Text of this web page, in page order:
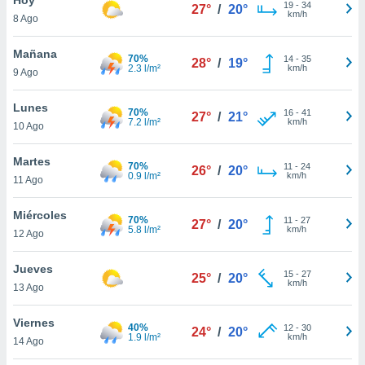
en
más
nuestra
de
cookies
aceptar
8 Ago
27° / 20° 19- 34
km/h
Mañana
9 Ago
70%
2.3 l/m²
28° / 19° 14- 35
km/h
Lunes
10 Ago
70%
7.2 l/m²
27° / 21° 16- 41
km/h
Martes
11 Ago
70%
0.9 l/m²
26° / 20° 11 - 24
km/h
Miércoles
12 Ago
70%
5.8 l/m²
27° / 20° 11 - 27
km/h
Jueves
13 Ago
25° / 20° 15- 27
km/h
Viernes
14 Ago
40%
1.9 l/m²
24° / 20° 12- 30
km/h